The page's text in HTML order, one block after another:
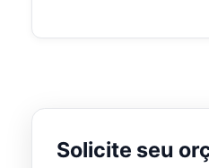
Solicite seu